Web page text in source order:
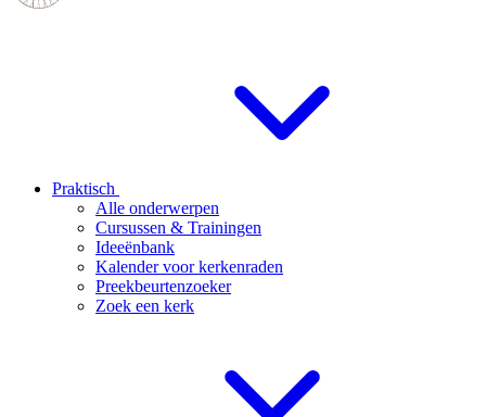
Praktisch
Alle onderwerpen
Cursussen & Trainingen
Ideeënbank
Kalender voor kerkenraden
Preekbeurtenzoeker
Zoek een kerk